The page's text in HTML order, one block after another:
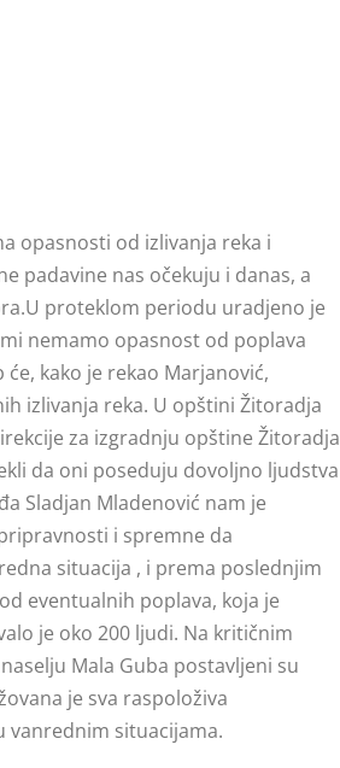
opasnosti od izlivanja reka i
padavine nas očekuju i danas, a
proteklom periodu uradjeno je
nemamo opasnost od poplava
kako je rekao Marjanović,
izlivanja reka. U opštini Žitoradja
za izgradnju opštine Žitoradja
da oni poseduju dovoljno ljudstva
Sladjan Mladenović nam je
i spremne da
situacija , i prema poslednjim
eventualnih poplava, koja je
je oko 200 ljudi. Na kritičnim
Mala Guba postavljeni su
je sva raspoloživa
vanrednim situacijama.